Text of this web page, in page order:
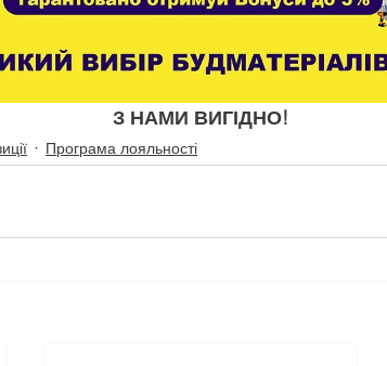
З НАМИ ВИГІДНО!
Програма лояльності